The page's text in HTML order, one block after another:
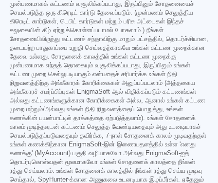
முன்பணமாகக் கட்டணம் வசூலிக்கப்படாது, இருப்பினும் சோதனையைச்
செயல்படுத்த ஒரு கிரெடிட் கார்டு தேவைப்படும். (முன்பணம் செலுத்திய
கிரெடிட் கார்டுகள், டெபிட் கார்டுகள் மற்றும் பரிசு அட்டைகள் இந்தச்
சலுகையின் கீழ் ஏற்றுக்கொள்ளப்படாமல் போகலாம்.) நீங்கள்
சோதனையிலிருந்து கட்டணச் சந்தாவிற்கு மாறும் பட்சத்தில், தொடர்ச்சியான,
தடையற்ற பாதுகாப்பை உறுதி செய்வதற்காகவே உங்கள் கட்டண முறைக்கான
தேவை உள்ளது. சோதனைக் காலத்தில் உங்கள் கட்டண முறைக்கு
முன்பணமாக எந்தத் தொகையும் வசூலிக்கப்படாது, இருப்பினும் உங்கள்
கட்டண முறை செல்லுபடியாகும் என்பதைச் சரிபார்க்க உங்கள் நிதி
நிறுவனத்திற்கு அங்கீகாரக் கோரிக்கைகள் அனுப்பப்படலாம் (அத்தகைய
அங்கீகாரச் சமர்ப்பிப்புகள் EnigmaSoft-ஆல் விதிக்கப்படும் கட்டணங்கள்
அல்லது கட்டணங்களுக்கான கோரிக்கைகள் அல்ல, ஆனால் உங்கள் கட்டண
முறை மற்றும்/அல்லது உங்கள் நிதி நிறுவனத்தைப் பொறுத்து, உங்கள்
கணக்கின் பயன்பாட்டில் தாக்கத்தை ஏற்படுத்தலாம்). உங்கள் சோதனைக்
காலம் முடிந்தவுடன் கட்டணம் செலுத்த வேண்டியதையும் அது உடனடியாகச்
செயல்படுத்தப்படுவதையும் தவிர்க்க, 7-நாள் சோதனைக் காலம் முடிவதற்குள்
உங்கள் கணக்கிற்கான EnigmaSoft-இன் இணையதளத்தில் உள்ள 'எனது
கணக்கு' (MyAccount) பகுதி வழியாகவோ அல்லது EnigmaSoft-ஐத்
தொடர்புகொள்வதன் மூலமாகவோ உங்கள் சோதனைக் காலத்தை நீங்கள்
ரத்து செய்யலாம். உங்கள் சோதனைக் காலத்தில் நீங்கள் ரத்து செய்ய முடிவு
செய்தால், SpyHunter-க்கான அணுகலை உடனடியாக இழப்பீர்கள். ஏதேனும்